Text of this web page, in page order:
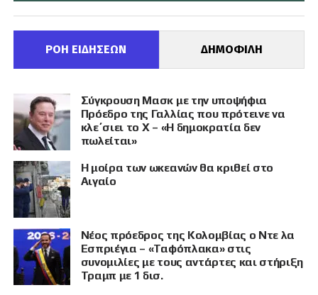
ΡΟΗ ΕΙΔΗΣΕΩΝ ΔΗΜΟΦΙΛΗ
Σύγκρουση Μασκ με την υποψήφια
Πρόεδρο της Γαλλίας που πρότεινε να
κλε΄σιει το X – «Η δημοκρατία δεν
πωλείται»
Η μοίρα των ωκεανών θα κριθεί στο
Αιγαίο
Νέος πρόεδρος της Κολομβίας ο Ντε λα
Εσπριέγια – «Ταφόπλακα» στις
συνομιλίες με τους αντάρτες και στήριξη
Τραμπ με 1 δισ.